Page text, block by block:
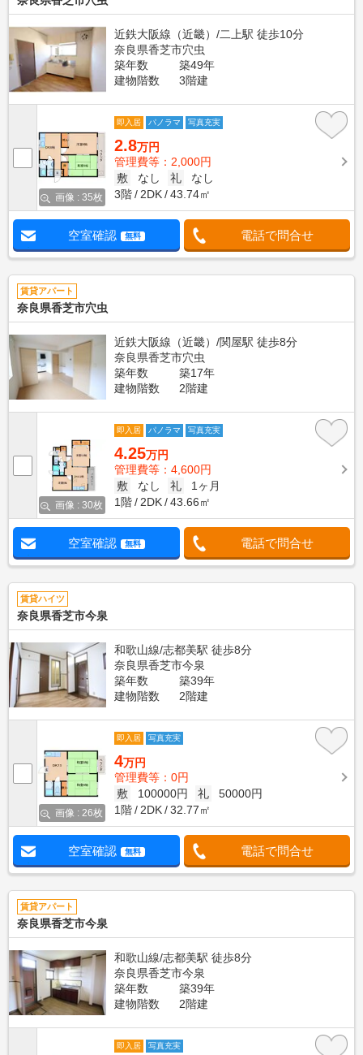
近鉄大阪線（近畿）/二上駅 徒歩10分
奈良県香芝市穴虫
築年数
築49年
建物階数
3階建
画像 : 35枚
即入居 パノラマ 写真充実
2.8万円
管理費等：2,000円
敷
なし 礼
なし
3階
2DK 43.74㎡
空室確認 無料 電話で問合せ
賃貸アパート
奈良県香芝市穴虫
近鉄大阪線（近畿）/関屋駅 徒歩8分
奈良県香芝市穴虫
築年数
築17年
建物階数
2階建
画像 : 30枚
即入居 パノラマ 写真充実
4.25万円
管理費等：4,600円
敷
なし 礼
1ヶ月
1階
2DK 43.66㎡
空室確認 無料 電話で問合せ
賃貸ハイツ
奈良県香芝市今泉
和歌山線/志都美駅 徒歩8分
奈良県香芝市今泉
築年数
築39年
建物階数
2階建
画像 : 26枚
即入居 写真充実
4万円
管理費等：0円
敷
100000円 礼
50000円
1階
2DK 32.77㎡
空室確認 無料 電話で問合せ
賃貸アパート
奈良県香芝市今泉
和歌山線/志都美駅 徒歩8分
奈良県香芝市今泉
築年数
築39年
建物階数
2階建
即入居 写真充実